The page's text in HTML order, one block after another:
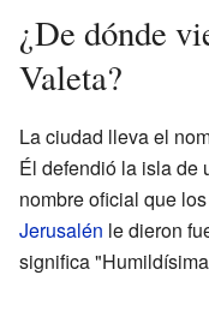
¿De dónde
Valeta?
La ciudad lleva el
Él defendió la isla de
nombre oficial que los
Jerusalén le dieron
significa